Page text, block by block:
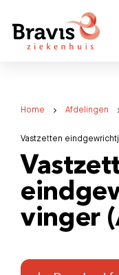
Home Afdelingen
Vastzetten
vinger